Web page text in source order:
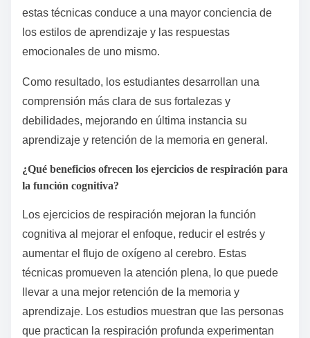
estas técnicas conduce a una mayor conciencia de
los estilos de aprendizaje y las respuestas
emocionales de uno mismo.
Como resultado, los estudiantes desarrollan una
comprensión más clara de sus fortalezas y
debilidades, mejorando en última instancia su
aprendizaje y retención de la memoria en general.
¿Qué beneficios ofrecen los ejercicios de respiración para
la función cognitiva?
Los ejercicios de respiración mejoran la función
cognitiva al mejorar el enfoque, reducir el estrés y
aumentar el flujo de oxígeno al cerebro. Estas
técnicas promueven la atención plena, lo que puede
llevar a una mejor retención de la memoria y
aprendizaje. Los estudios muestran que las personas
que practican la respiración profunda experimentan